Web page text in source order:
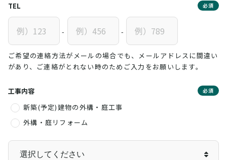
TEL 必須
- -
ご希望の連絡方法がメールの場合でも、メールアドレスに間違い
があり、ご連絡がとれない時のためご入力をお願いします。
工事内容 必須
新築(予定)建物の外構・庭工事
外構・庭リフォーム